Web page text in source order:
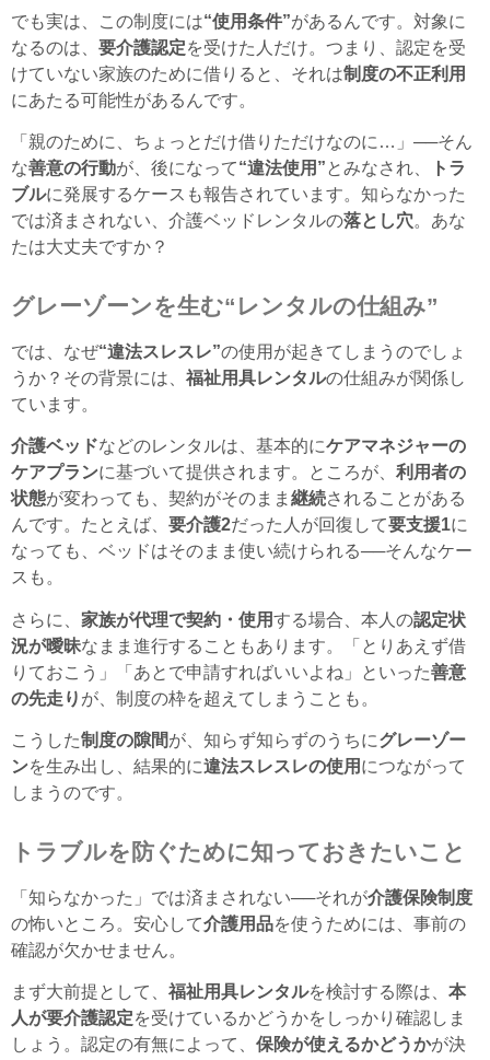
でも実は、この制度には“使用条件”があるんです。対象に
なるのは、 要介護認定を受けた人だけ。つまり、認定を受
けていない家族のために借りると、それは制度の不正利用
にあたる可能性があるんです。
「親のために、ちょっとだけ借りただけなのに…」──そん
な善意の行動が、後になって“違法使用”とみなされ、
トラ
ブルに発展するケースも報告されています。知らなかった
では済まされない、介護ベッドレンタルの落とし穴。あな
たは大丈夫ですか？
グレーゾーンを生む“レンタルの仕組み”
では、なぜ“違法スレスレ”の使用が起きてしまうのでしょ
うか？その背景には、 福祉用具レンタルの仕組みが関係し
ています。
介護ベッドなどのレンタルは、基本的にケアマネジャーの
ケアプランに基づいて提供されます。ところが、 利用者の
状態が変わっても、契約がそのまま 継続されることがある
んです。たとえば、 要介護2だった人が回復して要支援1に
なっても、ベッドはそのまま使い続けられる──そんなケー
スも。
さらに、 家族が代理で契約・使用する場合、本人の認定状
況が曖昧なまま進行することもあります。「とりあえず借
りておこう」「あとで申請すればいいよね」といった善意
の先走り が、制度の枠を超えてしまうことも。
こうした制度の隙間が、知らず知らずのうちにグレーゾー
ンを生み出し、結果的に違法スレスレの使用 につながって
しまうのです。
トラブルを防ぐために知っておきたいこと
「知らなかった」では済まされない──それが介護保険制度
の怖いところ。安心して介護用品を使うためには、事前の
確認が欠かせません。
まず大前提として、 福祉用具レンタルを検討する際は、 本
人が要介護認定を受けているかどうかをしっかり確認しま
しょう。認定の有無によって、 保険が使えるかどうかが決